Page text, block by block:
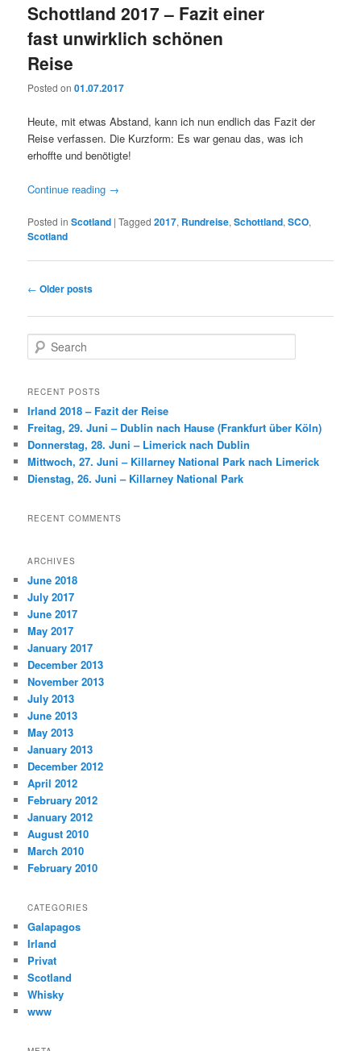
Schottland 2017 – Fazit einer
fast unwirklich schönen
Reise
Posted on01.07.2017
Heute, mit etwas Abstand, kann ich nun endlich das Fazit der
Reise verfassen. Die Kurzform: Es war genau das, was ich
erhoffte und benötigte!
Continue reading →
Posted in Scotland |Tagged 2017, Rundreise,Schottland,SCO,
Scotland
Post
← Older posts
e
r
h
RECENT POSTS
Irland 2018 – Fazit der Reise
Freitag, 29. Juni – Dublin nach Hause (Frankfurt über Köln)
Donnerstag, 28. Juni – Limerick nach Dublin
Mittwoch, 27. Juni – Killarney National Park nach Limerick
Dienstag, 26. Juni – Killarney National Park
RECENT COMMENTS
ARCHIVES
June 2018
July 2017
June 2017
May 2017
January 2017
December 2013
November 2013
July 2013
June 2013
May 2013
January 2013
December 2012
April 2012
February 2012
January 2012
August 2010
March 2010
February 2010
CATEGORIES
Galapagos
Irland
Privat
Scotland
Whisky
www